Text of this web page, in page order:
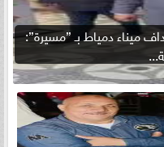
ميناء دمياط بـ ”مسيرة”: